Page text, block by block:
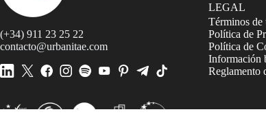
(+34) 911 23 25 22
contacto@urbanitae.com
LEGAL
Términos de
Política de
Política de
Información
Reglamento